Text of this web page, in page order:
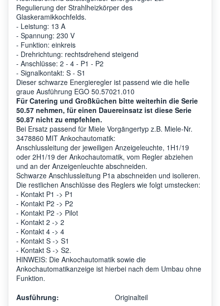
Regulierung der Strahlheizkörper des
Glaskeramikkochfelds.
- Leistung: 13 A
- Spannung: 230 V
- Funktion: einkreis
- Drehrichtung: rechtsdrehend steigend
- Anschlüsse: 2 - 4 - P1 - P2
- Signalkontakt: S - S1
Dieser schwarze Energieregler ist passend wie die helle
graue Ausführung EGO 50.57021.010
Für Catering und Großküchen bitte weiterhin die Serie
50.57 nehmen, für einen Dauereinsatz ist diese Serie
50.87 nicht zu empfehlen.
Bei Ersatz passend für Miele Vorgängertyp z.B. Miele-Nr.
3478860 MIT Ankochautomatik:
Anschlussleitung der jeweiligen Anzeigeleuchte, 1H1/19
oder 2H1/19 der Ankochautomatik, vom Regler abziehen
und an der Anzeigenleuchte abschneiden.
Schwarze Anschlussleitung P1a abschneiden und isolieren.
Die restlichen Anschlüsse des Reglers wie folgt umstecken:
- Kontakt P1 -> P1
- Kontakt P2 -> P2
- Kontakt P2 -> Pilot
- Kontakt 2 -> 2
- Kontakt 4 -> 4
- Kontakt S -> S1
- Kontakt S -> S2.
HINWEIS: Die Ankochautomatik sowie die
Ankochautomatikanzeige ist hierbei nach dem Umbau ohne
Funktion.
Ausführung:
Originalteil